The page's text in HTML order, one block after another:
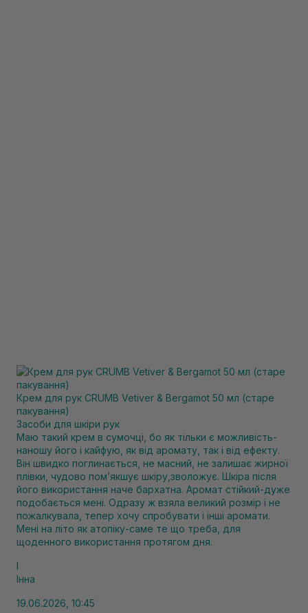
Крем для рук CRUMB Vetiver & Bergamot 50 мл (старе
пакування)
Засоби для шкіри рук
Маю такий крем в сумочці, бо як тільки є можливість-
наношу його і кайфую, як від аромату, так і від ефекту.
Він швидко поглинається, не масний, не залишає жирної
плівки, чудово помʼякшує шкіру,зволожує. Шкіра після
його використання наче бархатна. Аромат стійкий-дуже
подобається мені. Одразу ж взяла великий розмір і не
пожалкувала, тепер хочу спробувати і інші аромати.
Мені на літо як атопіку-саме те що треба, для
щоденного використання протягом дня.
І
Інна
19.06.2026, 10:45